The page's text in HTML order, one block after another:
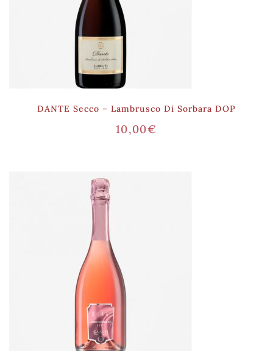
DANTE Secco – Lambrusco Di Sorbara DOP
10,00€